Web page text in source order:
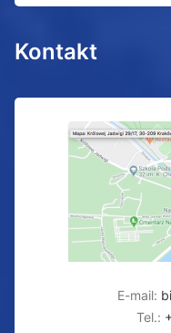
Kontakt
E-mail:
Tel.: